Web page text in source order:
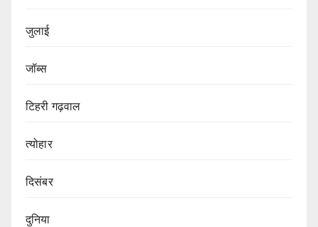
जुलाई
जॉब्स
टिहरी गढ़वाल
त्योहार
दिसंबर
दुनिया